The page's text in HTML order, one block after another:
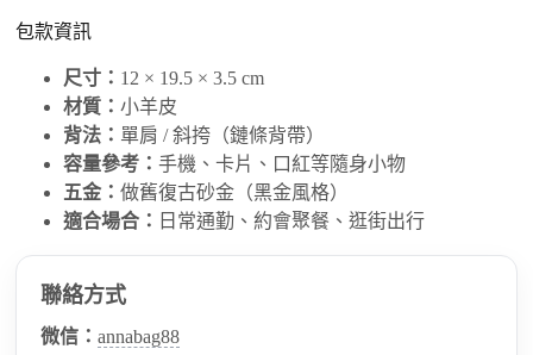
包款資訊
尺寸： 12 × 19.5 × 3.5 cm
材質：小羊皮
背法： 單肩 / 斜挎（鏈條背帶）
容量參考：手機、卡片、口紅等隨身小物
五金：做舊復古砂金（黑金風格）
適合場合： 日常通勤、約會聚餐、逛街出行
聯絡方式
微信：annabag88